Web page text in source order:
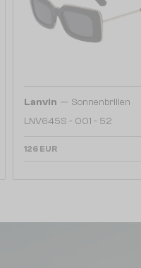
Lanvin — Sonnenbrillen
LNV645S - 001 - 52
126 EUR